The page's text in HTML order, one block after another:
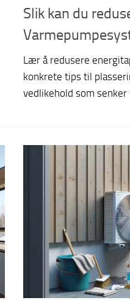
Slik kan du
Lær å redusere
konkrete tips til
vedlikehold som